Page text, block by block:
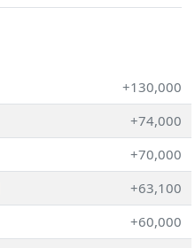
+130,000
+74,000
+70,000
+63,100
+60,000